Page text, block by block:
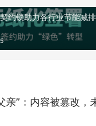
约锁助力各行业节能减
”：内容被篡改，